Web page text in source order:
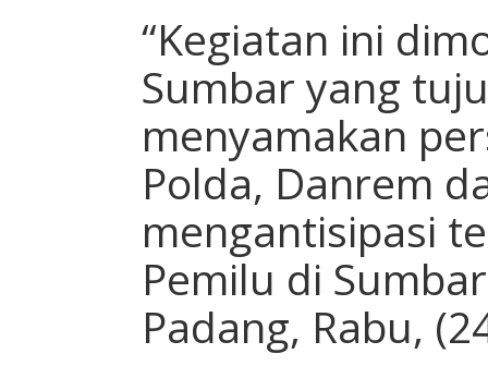
“Kegiatan ini
Sumbar yang
menyamakan
Polda, Danrem
mengantisipasi
Pemilu di
Padang, Rabu,